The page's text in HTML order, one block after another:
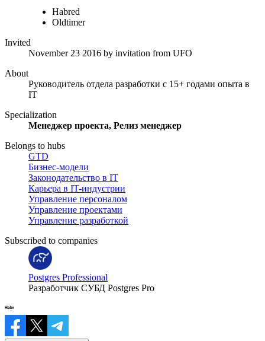
Habred
Oldtimer
Invited
November 23 2016 by invitation from UFO
About
Руководитель отдела разработки с 15+ годами опыта в
IT
Specialization
Менеджер проекта, Релиз менеджер
Belongs to hubs
GTD
Бизнес-модели
Законодательство в IT
Карьера в IT-индустрии
Управление персоналом
Управление проектами
Управление разработкой
Subscribed to companies
Postgres Professional
Разработчик СУБД Postgres Pro